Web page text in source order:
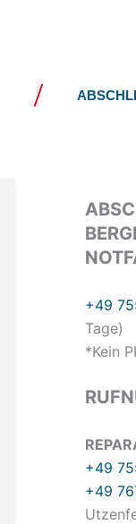
+49
Tage)
*Kein
+49
+49